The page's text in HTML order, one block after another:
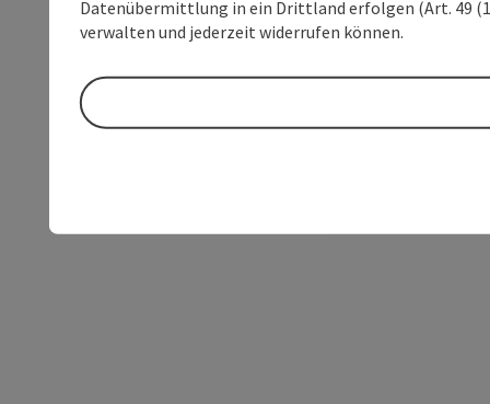
Datenübermittlung in ein Drittland erfolgen (Art. 49
verwalten und jederzeit widerrufen können.